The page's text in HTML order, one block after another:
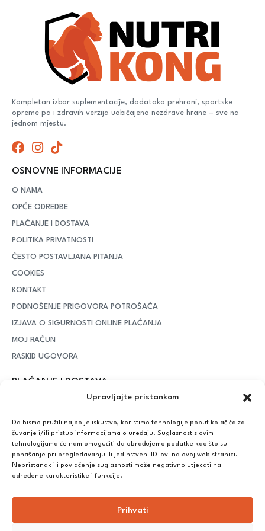
Upravljajte pristankom
Da bismo pružili najbolje iskustvo, koristimo tehnologije poput kolačića za
čuvanje i/ili pristup informacijama o uređaju. Suglasnost s ovim
tehnologijama će nam omogućiti da obrađujemo podatke kao što su
ponašanje pri pregledavanju ili jedinstveni ID-ovi na ovoj web stranici.
Nepristanak ili povlačenje suglasnosti može negativno utjecati na
određene karakteristike i funkcije.
Prihvati
Kompletan izbor suplementacije, dodataka prehrani, sportske
opreme pa i zdravih verzija uobičajeno nezdrave hrane – sve na
jednom mjestu.
OSNOVNE INFORMACIJE
O NAMA
OPĆE ODREDBE
PLAĆANJE I DOSTAVA
POLITIKA PRIVATNOSTI
ČESTO POSTAVLJANA PITANJA
COOKIES
KONTAKT
PODNOŠENJE PRIGOVORA POTROŠAČA
IZJAVA O SIGURNOSTI ONLINE PLAĆANJA
MOJ RAČUN
RASKID UGOVORA
PLAĆANJE I DOSTAVA
– iznad potrošenih 55 eura dostava je
Plaćanje:
Bankovna transakcija, plaćanje prilikom preuzimanja, CorvusPay